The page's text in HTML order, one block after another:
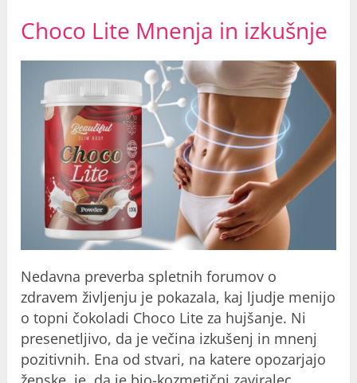
Choco Lite Mnenja in izkušnje
Nedavna preverba spletnih forumov o
zdravem življenju je pokazala, kaj ljudje menijo
o topni čokoladi Choco Lite za hujšanje. Ni
presenetljivo, da je večina izkušenj in mnenj
pozitivnih. Ena od stvari, na katere opozarjajo